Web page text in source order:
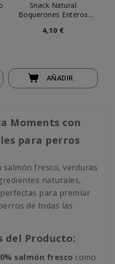
Snack Natural
Boquerones Enteros
4,10 €
AÑADIR
Moments con
para perros
fresco, verduras
naturales,
para premiar
de todas las
del Producto:
salmón fresco como